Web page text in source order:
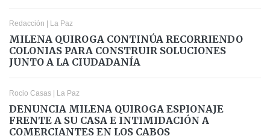
Redacción | La Paz
MILENA QUIROGA CONTINÚA RECORRIENDO
COLONIAS PARA CONSTRUIR SOLUCIONES
JUNTO A LA CIUDADANÍA
Rocio Casas | La Paz
DENUNCIA MILENA QUIROGA ESPIONAJE
FRENTE A SU CASA E INTIMIDACIÓN A
COMERCIANTES EN LOS CABOS